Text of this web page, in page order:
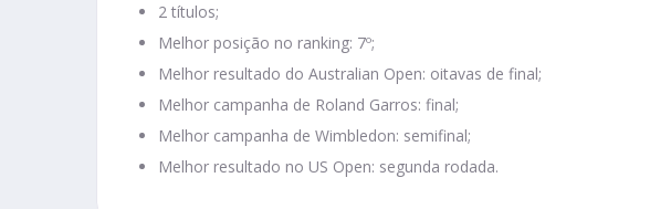
2 títulos;
Melhor posição no ranking: 7º;
Melhor resultado do Australian Open: oitavas de final;
Melhor campanha de Roland Garros: final;
Melhor campanha de Wimbledon: semifinal;
Melhor resultado no US Open: segunda rodada.